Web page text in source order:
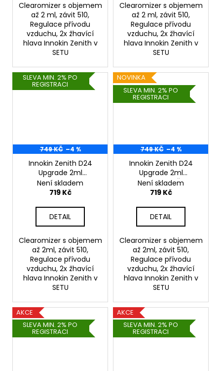
Clearomizer s objemem
až 2 ml, závit 510,
Regulace přívodu
vzduchu, 2x žhavící
hlava Innokin Zenith v
SETU
Clearomizer s objemem
až 2 ml, závit 510,
Regulace přívodu
vzduchu, 2x žhavící
hlava Innokin Zenith v
SETU
SLEVA MIN. 2% PO
REGISTRACI
749 KČ –4 %
Innokin Zenith D24
Upgrade 2ml
Clearomizer - Stříbrný
Není skladem
719 Kč
DETAIL
Clearomizer s objemem
až 2ml, závit 510,
Regulace přívodu
vzduchu, 2x žhavící
hlava Innokin Zenith v
SETU
NOVINKA
SLEVA MIN. 2% PO
REGISTRACI
749 KČ –4 %
Innokin Zenith D24
Upgrade 2ml
Clearomizer - Černý
Není skladem
719 Kč
DETAIL
Clearomizer s objemem
až 2ml, závit 510,
Regulace přívodu
vzduchu, 2x žhavící
hlava Innokin Zenith v
SETU
AKCE
SLEVA MIN. 2% PO
REGISTRACI
AKCE
SLEVA MIN. 2% PO
REGISTRACI